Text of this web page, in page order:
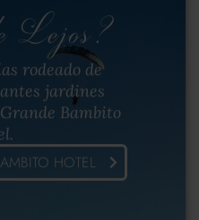
Lejos?
rodeado de
jardines
Bambito
HOTEL